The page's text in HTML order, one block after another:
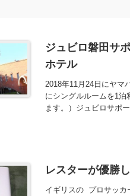
ジュビロ磐田サ
ホテル
2018年11月24日にヤマ
にシングルルームを1泊
ます。）ジュビロサポ
レスターが優勝
イギリスの プロサッカ